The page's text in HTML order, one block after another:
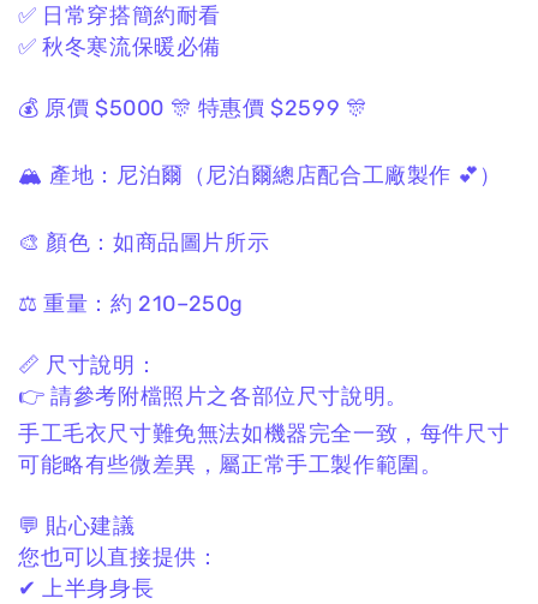
✅ 日常穿搭簡約耐看
✅ 秋冬寒流保暖必備
💰 原價 $5000 🎊 特惠價 $2599 🎊
🏔 產地： 尼泊爾 （尼泊爾總店配合工廠製作 💕）
🎨 顏色： 如商品圖片所示
⚖️ 重量： 約 210–250g
📏 尺寸說明：
👉 請參考附檔照片之各部位尺寸說明。
手工毛衣尺寸難免無法如機器完全一致， 每件尺寸
可能略有些微差異， 屬正常手工製作範圍。
💬 貼心建議
您也可以直接提供：
✔ 上半身身長